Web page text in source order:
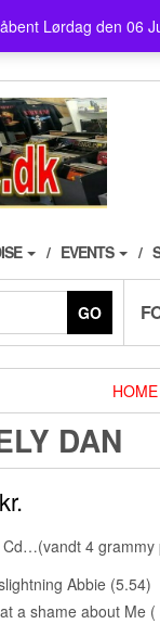
Lørdag den 06
EVENTS
GO
HOME
DAN
kr.
4 grammy
Abbie (5.54)
a shame about Me (